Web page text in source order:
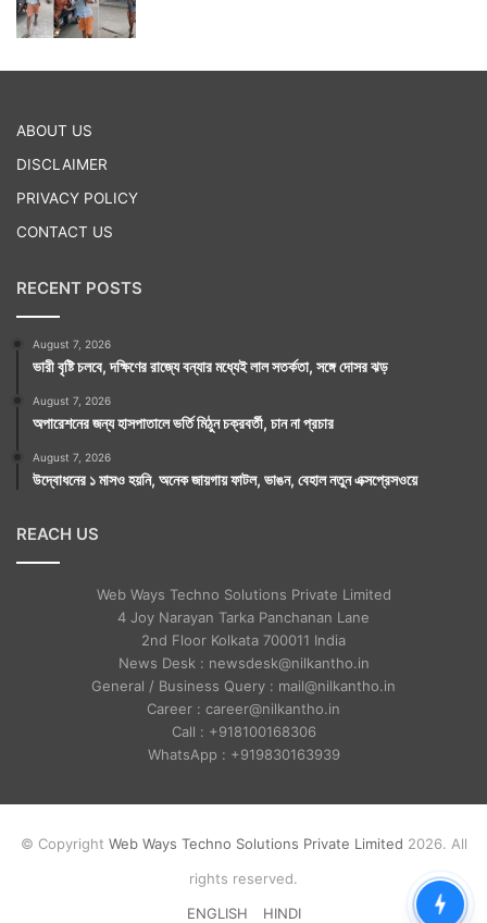
ABOUT US
DISCLAIMER
PRIVACY POLICY
CONTACT US
RECENT POSTS
August 7, 2026
ভারী বৃষ্টি চলবে, দক্ষিণের রাজ্যে বন্যার মধ্যেই লাল সতর্কতা, সঙ্গে দোসর ঝড়
August 7, 2026
অপারেশনের জন্য হাসপাতালে ভর্তি মিঠুন চক্রবর্তী, চান না প্রচার
August 7, 2026
উদ্বোধনের ১ মাসও হয়নি, অনেক জায়গায় ফাটল, ভাঙন, বেহাল নতুন এক্সপ্রেসওয়ে
REACH US
Web Ways Techno Solutions Private Limited
4 Joy Narayan Tarka Panchanan Lane
2nd Floor Kolkata 700011 India
News Desk : newsdesk@nilkantho.in
General / Business Query : mail@nilkantho.in
Career : career@nilkantho.in
Call : +918100168306
WhatsApp : +919830163939
© Copyright Web Ways Techno Solutions Private Limited 2026. All
rights reserved.
ENGLISH
HINDI